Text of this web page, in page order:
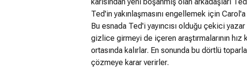
Ted'in yakınlaşmasını engellemek için
Bu esnada Ted'i yayıncısı olduğu çekici
gizlice girmeyi de içeren araştırmalarının
ortasında kalırlar. En sonunda bu dörtlü
çözmeye karar verirler.